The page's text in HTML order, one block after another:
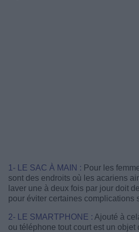
1- LE SAC À MAIN : Pour les
sont des endroits où les acariens
laver une à deux fois par jour doit
pour éviter certaines complications
2- LE SMARTPHONE : Ajouté à
ou téléphone tout court est un objet